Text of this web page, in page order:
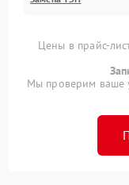
Цены в прайс-
Мы проверим ваше